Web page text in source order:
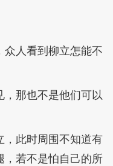
众人看到柳立怎能不
，那也不是他们可以
，此时周围不知道有
，若不是怕自己的所